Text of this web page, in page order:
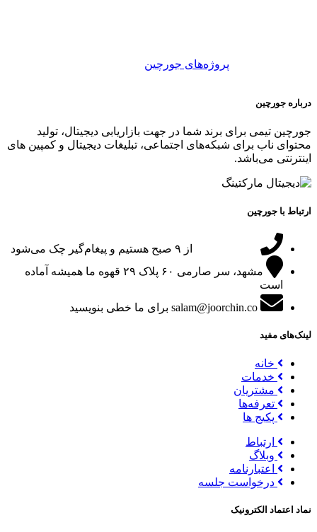
پروژه‌های جورچین
درباره جورچین
جورچین تیمی برای برند شما در جهت بازاریابی دیجیتال، تولید
محتوای ناب برای شبکه‌های اجتماعی، تبلیغات دیجیتال و کمپین های
اینترنتی می‌باشد.
ارتباط با جورچین
از ۹ صبح هستیم و پیغام‌گیر چک می‌شود
مشهد، سر صارمی ۶۰ پلاک ۲۹
قهوه ما همیشه آماده
است
salam@joorchin.co برای ما خطی بنویسید
لینک‌های مفید
خانه
خدمات
مشتریان
تعرفه‌ها
پکیج ها
ارتباط
وبلاگ
اعتبارنامه
درخواست جلسه
نماد اعتماد الکترونیک